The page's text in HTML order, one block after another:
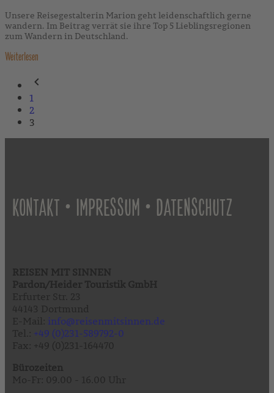
Unsere Reisegestalterin Marion geht leidenschaftlich gerne
wandern. Im Beitrag verrät sie ihre Top 5 Lieblingsregionen
zum Wandern in Deutschland.
Weiterlesen
1
2
3
KONTAKT • IMPRESSUM • DATENSCHUTZ
info@reisenmitsinnen.de
+49 (0)231-589792-0